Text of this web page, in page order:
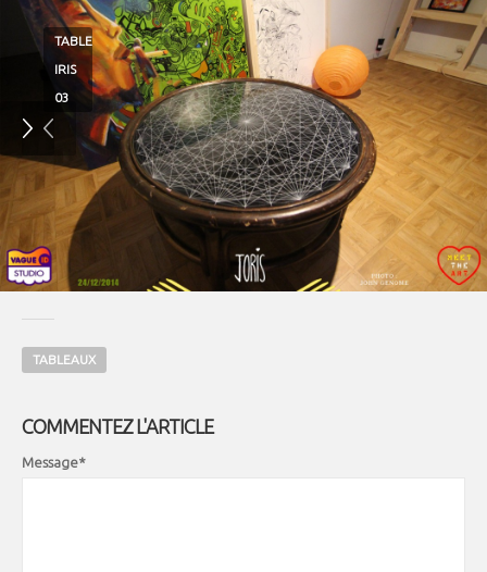
TABLE
IRIS
03
TABLEAUX
COMMENTEZ L'ARTICLE
Message*